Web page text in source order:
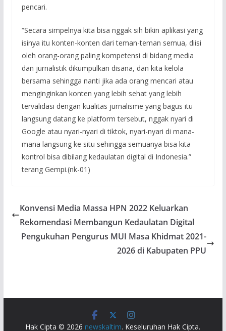
pencari.
“Secara simpelnya kita bisa nggak sih bikin aplikasi yang
isinya itu konten-konten dari teman-teman semua, diisi
oleh orang-orang paling kompetensi di bidang media
dan jurnalistik dikumpulkan disana, dan kita kelola
bersama sehingga nanti jika ada orang mencari atau
menginginkan konten yang lebih sehat yang lebih
tervalidasi dengan kualitas jurnalisme yang bagus itu
langsung datang ke platform tersebut, nggak nyari di
Google atau nyari-nyari di tiktok, nyari-nyari di mana-
mana langsung ke situ sehingga semuanya bisa kita
kontrol bisa dibilang kedaulatan digital di Indonesia.”
terang Gempi.(nk-01)
Konvensi Media Massa HPN 2022 Keluarkan
Rekomendasi Membangun Kedaulatan Digital
Pengukuhan Pengurus MUI Masa Khidmat 2021-
2026 di Kabupaten PPU
Hak Cipta © 2026 newskaltim. Keseluruhan Hak Cipta.